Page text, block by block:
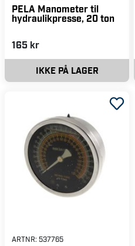
PELA Manometer til
hydraulikpresse, 20 ton
165 kr
IKKE PÅ LAGER
ARTNR: 537765